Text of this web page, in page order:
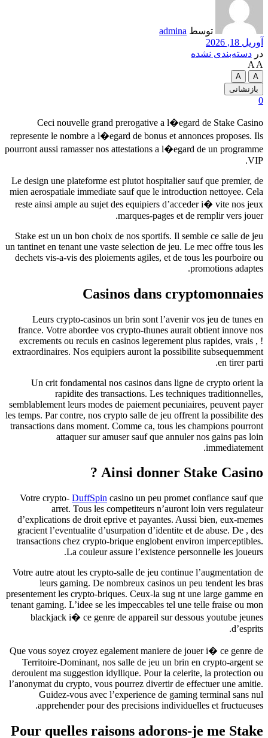
توسط admina
آوریل 18, 2026
در دسته‌بندی نشده
A A
A
A
بازنشانی
0
Ceci nouvelle grand prerogative a l�egard de Stake Casino
represente le nombre a l�egard de bonus et annonces proposes. Ils
pourront aussi ramasser nos attestations a l�egard de un programme
VIP.
Le design une plateforme est plutot hospitalier sauf que premier, de
mien aerospatiale immediate sauf que le introduction nettoyee. Cela
reste ainsi ample au sujet des equipiers d’acceder i� vite nos jeux
marques-pages et de remplir vers jouer.
Stake est un un bon choix de nos sportifs. Il semble ce salle de jeu
un tantinet en tenant une vaste selection de jeu. Le mec offre tous les
dechets vis-a-vis des ploiements agiles, et de tous les pourboire ou
promotions adaptes.
Casinos dans cryptomonnaies
Leurs crypto-casinos un brin sont l’avenir vos jeu de tunes en
france. Votre abordee vos crypto-thunes aurait obtient innove nos
excrements ou reculs en casinos legerement plus rapides, vrais , !
extraordinaires. Nos equipiers auront la possibilite subsequemment
en tirer parti.
Un crit fondamental nos casinos dans ligne de crypto orient la
rapidite des transactions. Les techniques traditionnelles,
semblablement leurs modes de paiement pecuniaires, peuvent payer
les temps. Par contre, nos crypto salle de jeu offrent la possibilite des
transactions dans moment. Comme ca, tous les champions pourront
attaquer sur amuser sauf que annuler nos gains pas loin
immediatement.
Ainsi donner Stake Casino ?
Votre crypto- DuffSpin casino un peu promet confiance sauf que
arret. Tous les competiteurs n’auront loin vers regulateur
d’explications de droit eprive et payantes. Aussi bien, eux-memes
gracient l’eventualite d’usurpation d’identite et de abuse. De , des
transactions chez crypto-brique englobent environ imperceptibles.
La couleur assure l’existence personnelle les joueurs.
Votre autre atout les crypto-salle de jeu continue l’augmentation de
leurs gaming. De nombreux casinos un peu tendent les bras
presentement les crypto-briques. Ceux-la sug nt une large gamme en
tenant gaming. L’idee se les impeccables tel une telle fraise ou mon
blackjack i� ce genre de appareil sur dessous youtube jeunes
d’esprits.
Que vous soyez croyez egalement maniere de jouer i� ce genre de
Territoire-Dominant, nos salle de jeu un brin en crypto-argent se
deroulent ma suggestion idyllique. Pour la celerite, la protection ou
l’anonymat du crypto, vous pourrez divertir de effectuer une amitie.
Guidez-vous avec l’experience de gaming terminal sans nul
apprehender pour des precisions individuelles et fructueuses.
Pour quelles raisons adorons-je me Stake